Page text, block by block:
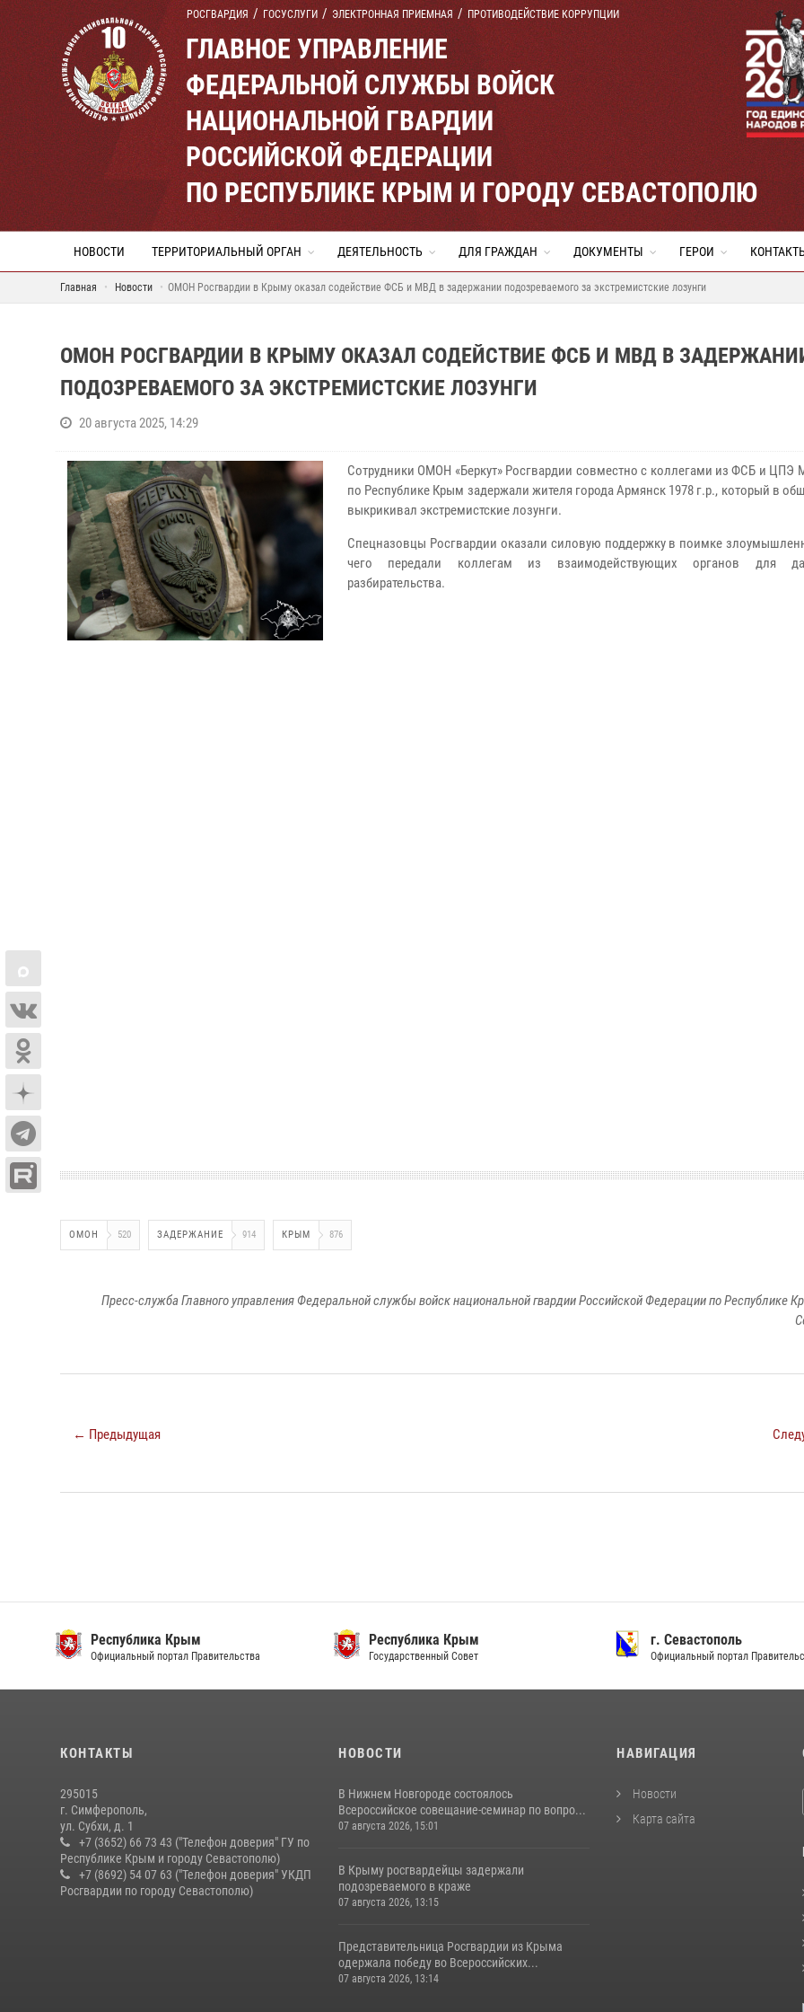
РОСГВАРДИЯ ГОСУСЛУГИ ЭЛЕКТРОННАЯ ПРИЕМНАЯ ПРОТИВОДЕЙСТВИЕ КОРРУПЦИИ
ГЛАВНОЕ УПРАВЛЕНИЕ
ФЕДЕРАЛЬНОЙ СЛУЖБЫ ВОЙСК
НАЦИОНАЛЬНОЙ ГВАРДИИ
РОССИЙСКОЙ ФЕДЕРАЦИИ
ПО РЕСПУБЛИКЕ КРЫМ И ГОРОДУ СЕВАСТОПОЛЮ
НОВОСТИ ТЕРРИТОРИАЛЬНЫЙ ОРГАН ДЕЯТЕЛЬНОСТЬ ДЛЯ ГРАЖДАН ДОКУМЕНТЫ ГЕРОИ
Главная Новости ОМОН Росгвардии в Крыму оказал содействие ФСБ и МВД в задержании подозреваемого за экстремистские лозунги
ОМОН РОСГВАРДИИ В КРЫМУ ОКАЗАЛ СОДЕЙСТВИЕ ФСБ И МВД В
ПОДОЗРЕВАЕМОГО ЗА ЭКСТРЕМИСТСКИЕ ЛОЗУНГИ
20 августа 2025, 14:29
Сотрудники ОМОН «Беркут» Росгвардии совместно с коллегами из ФСБ и ЦПЭ
по Республике Крым задержали жителя города Армянск 1978 г.р., который в
выкрикивал экстремистские лозунги.
Спецназовцы Росгвардии оказали силовую поддержку в поимке
чего передали коллегам из взаимодействующих органов для
разбирательства.
ОМОН 520 ЗАДЕРЖАНИЕ 914 КРЫМ 876
Пресс-служба Главного управления Федеральной службы войск национальной гвардии Российской Федерации по Республике
← Предыдущая
Республика Крым
Официальный портал Правительства
Республика Крым
Государственный Совет
г. Севастополь
Официальный портал
КОНТАКТЫ
295015
г. Симферополь,
ул. Субхи, д. 1
+7 (3652) 66 73 43 ("Телефон доверия" ГУ по
Республике Крым и городу Севастополю)
+7 (8692) 54 07 63 ("Телефон доверия" УКДП
Росгвардии по городу Севастополю)
НОВОСТИ
В Нижнем Новгороде состоялось
Всероссийское совещание-семинар по вопро...
07 августа 2026, 15:01
В Крыму росгвардейцы задержали
подозреваемого в краже
07 августа 2026, 13:15
Представительница Росгвардии из Крыма
одержала победу во Всероссийских...
07 августа 2026, 13:14
НАВИГАЦИЯ
Новости
Карта сайта